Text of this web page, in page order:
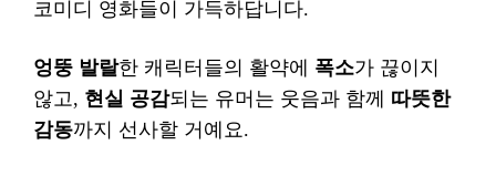
코미디 영화들이 가득하답니다.
엉뚱 발랄한 캐릭터들의 활약에 폭소가 끊이지
않고, 현실 공감되는 유머는 웃음과 함께 따뜻한
감동까지 선사할 거예요.